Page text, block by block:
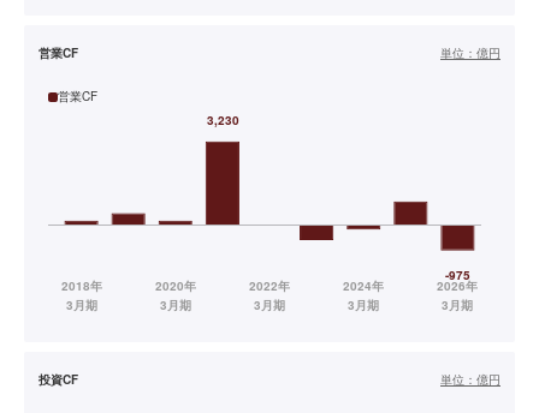
営業CF 単位： 億円
営業CF
投資CF 単位： 億円